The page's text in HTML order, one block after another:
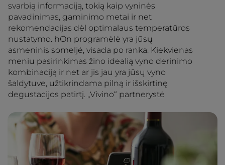
svarbią informaciją, tokią kaip vyninės
pavadinimas, gaminimo metai ir net
rekomendacijas dėl optimalaus temperatūros
nustatymo. hOn programėlė yra jūsų
asmeninis someljė, visada po ranka. Kiekvienas
meniu pasirinkimas žino idealią vyno derinimo
kombinaciją ir net ar jis jau yra jūsų vyno
šaldytuve, užtikrindama pilną ir išskirtinę
degustacijos patirtį. „Vivino“ partnerystė